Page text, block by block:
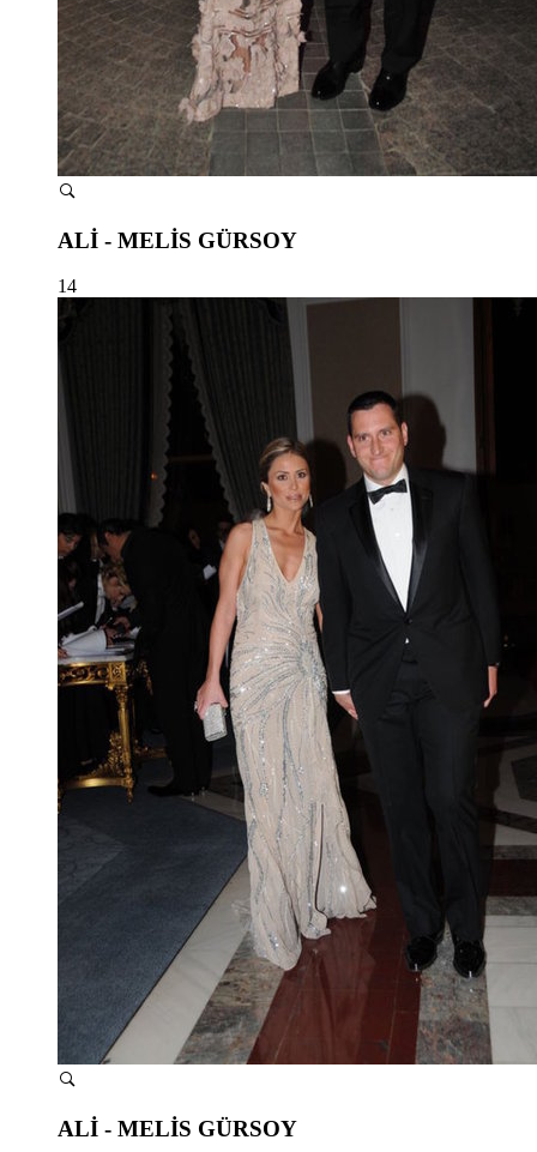
ALİ - MELİS GÜRSOY
14
ALİ - MELİS GÜRSOY